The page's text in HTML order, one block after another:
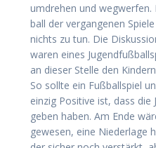
umdre­hen und
ball der ver­gan­ge­nen
nichts zu tun. Die
waren eines
an die­ser Stel­le den
So soll­te ein Fuß­ball­spiel
ein­zig Posi­ti­ve ist, dass
ge­ben haben. Am Ende
gewe­sen, eine Nie­der­la­ge